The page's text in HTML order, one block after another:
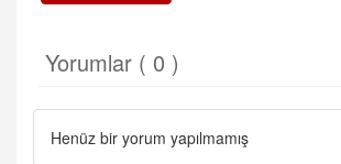
Yorumlar ( 0 )
Henüz bir yorum yapılmamış